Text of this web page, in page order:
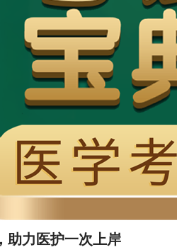
助力医护一次上岸